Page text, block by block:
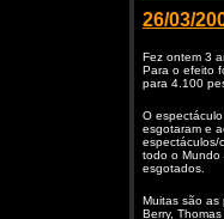
26/03/
Fez ontem 3
Para o efeito
para 4.100
O
esgotaram e
espectáculos/
todo o Mundo
esgotados.
Muitas são as
Berry,